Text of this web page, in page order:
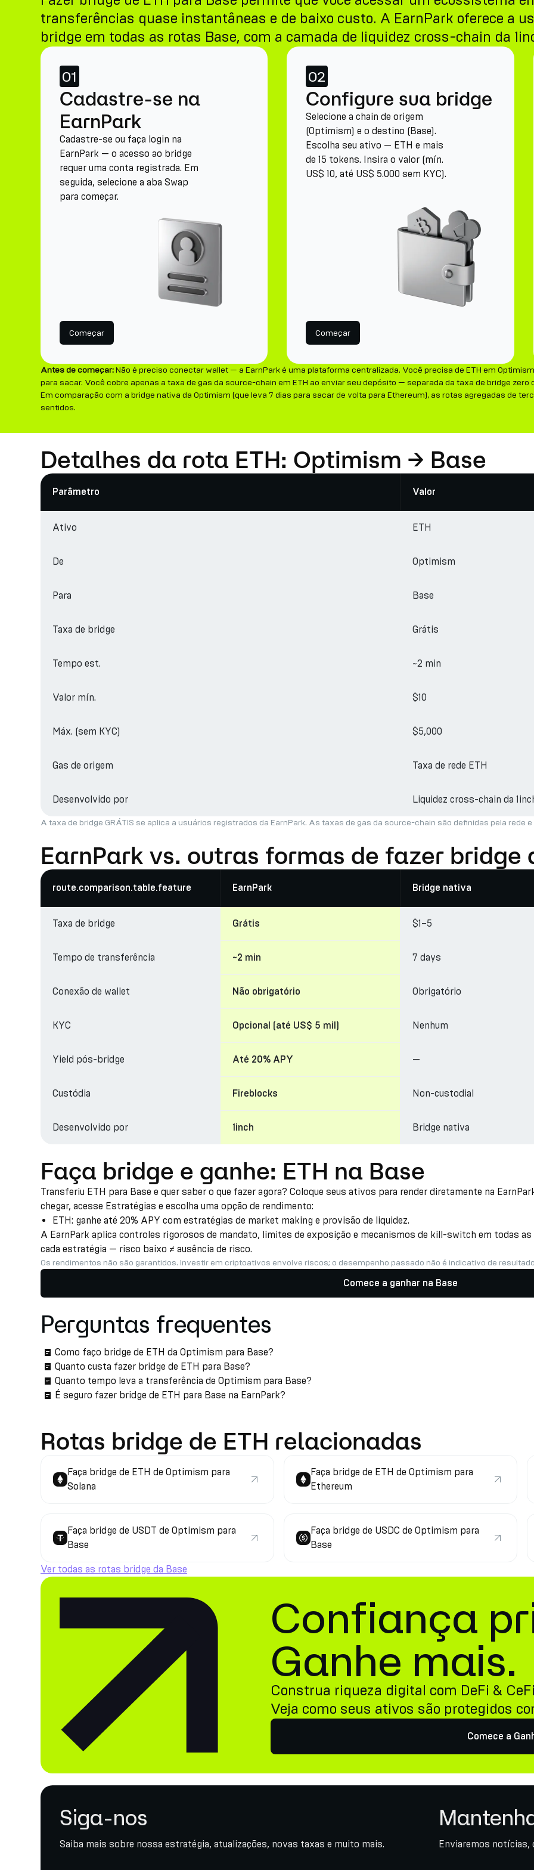
transferências quase instantâneas e de baixo custo. A EarnPark oferece a
bridge em todas as rotas Base, com a camada de liquidez cross-chain da
01
Cadastre-se na
EarnPark
Cadastre-se ou faça login na
EarnPark — o acesso ao bridge
requer uma conta registrada. Em
seguida, selecione a aba Swap
para começar.
Começar
02
Configure sua bridge
Selecione a chain de origem
(Optimism) e o destino (Base).
Escolha seu ativo — ETH e mais
de 15 tokens. Insira o valor (mín.
US$ 10, até US$ 5.000 sem KYC).
Começar
Antes de começar:Não é preciso conectar wallet — a EarnPark é uma plataforma centralizada. Você precisa de ETH em
para sacar. Você cobre apenas a taxa de gas da source-chain em ETH ao enviar seu depósito — separada da taxa de bridge zero
Em comparação com a bridge nativa da Optimism (que leva 7 dias para sacar de volta para Ethereum), as rotas agregadas de
sentidos.
Detalhes da rota ETH: Optimism → Base
Parâmetro Valor
Ativo ETH
De Optimism
Para Base
Taxa de bridge Grátis
Tempo est. ~2 min
Valor mín. $10
Máx. (sem KYC) $5,000
Gas de origem Taxa de rede ETH
Desenvolvido por Liquidez cross-chain da
A taxa de bridge GRÁTIS se aplica a usuários registrados da EarnPark. As taxas de gas da source-chain são definidas pela rede
EarnPark vs. outras formas de fazer bridge
route.comparison.table.feature EarnPark Bridge nativa
Taxa de bridge Grátis $1–5
Tempo de transferência ~2 min 7 days
Conexão de wallet Não obrigatório Obrigatório
KYC Opcional (até US$ 5 mil) Nenhum
Yield pós-bridge Até 20% APY —
Custódia Fireblocks Non-custodial
Desenvolvido por 1inch Bridge nativa
Faça bridge e ganhe: ETH na Base
Transferiu ETH para Base e quer saber o que fazer agora? Coloque seus ativos para render diretamente na
chegar, acesse Estratégias e escolha uma opção de rendimento:
ETH: ganhe até 20% APY com estratégias de market making e provisão de liquidez.
A EarnPark aplica controles rigorosos de mandato, limites de exposição e mecanismos de kill-switch em todas
cada estratégia — risco baixo ≠ ausência de risco.
Os rendimentos não são garantidos. Investir em criptoativos envolve riscos; o desempenho passado não é indicativo de
Comece a ganhar na Base
Perguntas frequentes
Como faço bridge de ETH da Optimism para Base?
Quanto custa fazer bridge de ETH para Base?
Quanto tempo leva a transferência de Optimism para Base?
É seguro fazer bridge de ETH para Base na EarnPark?
Rotas bridge de ETH relacionadas
Faça bridge de ETH de Optimism para
Solana
Faça bridge de ETH de Optimism para
Ethereum
Faça bridge de USDT de Optimism para
Base
Faça bridge de USDC de Optimism para
Base
Ver todas as rotas bridge da Base
Confiança
Ganhe mais.
Construa riqueza digital com DeFi &
Veja como seus ativos são protegidos
Comece a
Siga-nos
Saiba mais sobre nossa estratégia, atualizações, novas taxas e muito mais. Enviaremos notícias,